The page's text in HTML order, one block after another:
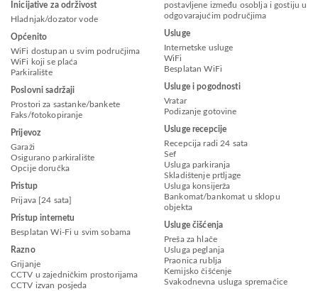
Inicijative za održivost
Hladnjak/dozator vode
Općenito
WiFi dostupan u svim područjima
WiFi koji se plaća
Parkiralište
Poslovni sadržaji
Prostori za sastanke/bankete
Faks/fotokopiranje
Prijevoz
Garaži
Osigurano parkiralište
Opcije doručka
Pristup
Prijava [24 sata]
Pristup internetu
Besplatan Wi-Fi u svim sobama
Razno
Grijanje
CCTV u zajedničkim prostorijama
CCTV izvan posjeda
postavljene između osoblja i gostiju u
odgovarajućim područjima
Usluge
Internetske usluge
WiFi
Besplatan WiFi
Usluge i pogodnosti
Vratar
Podizanje gotovine
Usluge recepcije
Recepcija radi 24 sata
Sef
Usluga parkiranja
Skladištenje prtljage
Usluga konsijerža
Bankomat/bankomat u sklopu
objekta
Usluge čišćenja
Preša za hlače
Usluga peglanja
Praonica rublja
Kemijsko čišćenje
Svakodnevna usluga spremačice